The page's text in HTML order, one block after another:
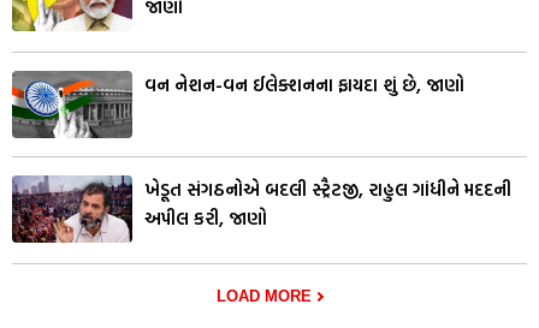
જાણો
વન નેશન-વન ઈલેક્શનના ફાયદા શું છે, જાણો
ખેડૂત સંગઠનોએ બદલી સ્ટ્રૈટજી, રાહુલ ગાંધીને મદદની
અપીલ કરી, જાણો
LOAD MORE